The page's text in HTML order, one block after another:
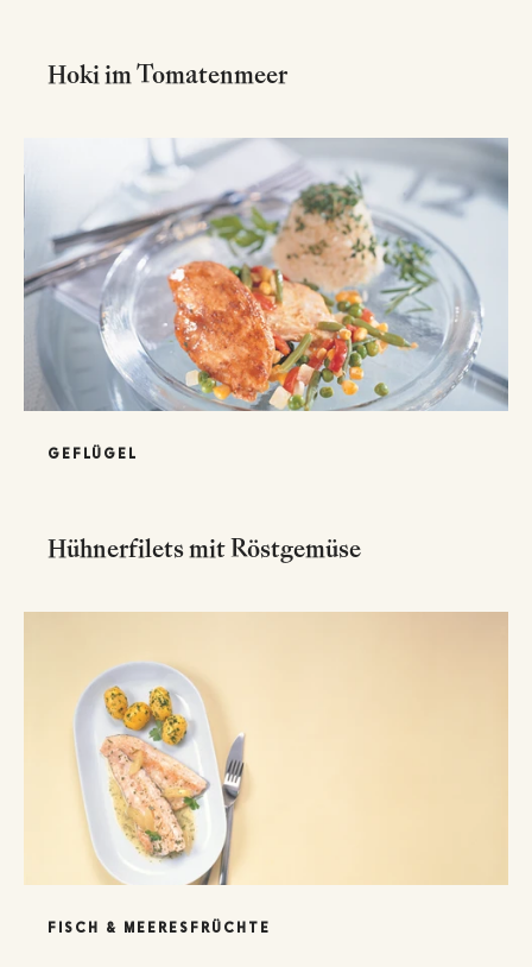
Hoki im Tomatenmeer
GEFLÜGEL
Hühnerfilets mit Röstgemüse
FISCH & MEERESFRÜCHTE